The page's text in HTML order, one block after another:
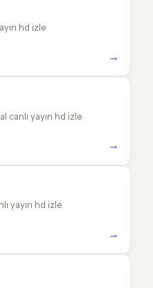
hd izle
→
canlı yayın hd izle
→
yayın hd izle
→